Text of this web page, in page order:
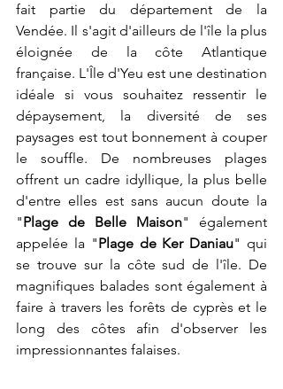
fait partie du département de la
Vendée. Il s'agit d'ailleurs de l'île la plus
éloignée de la côte Atlantique
française. L'Île d'Yeu est une destination
idéale si vous souhaitez ressentir le
dépaysement, la diversité de ses
paysages est tout bonnement à couper
le souffle. De nombreuses plages
offrent un cadre idyllique, la plus belle
d'entre elles est sans aucun doute la
"Plage de Belle Maison" également
appelée la "Plage de Ker Daniau" qui
se trouve sur la côte sud de l'île. De
magnifiques balades sont également à
faire à travers les forêts de cyprès et le
long des côtes afin d'observer les
impressionnantes falaises.